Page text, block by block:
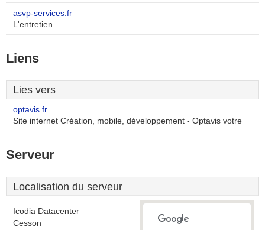
asvp-services.fr
L'entretien
Liens
Lies vers
optavis.fr
Site internet Création, mobile, développement - Optavis votre
Serveur
Localisation du serveur
Icodia Datacenter
Cesson